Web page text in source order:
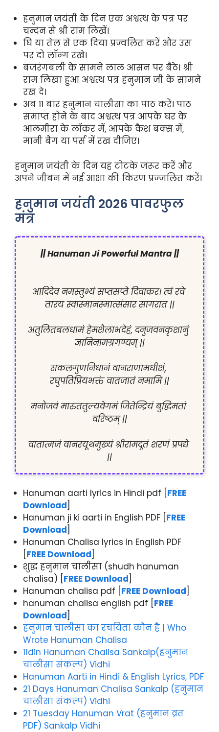
हनुमान जयंती के दिन एक अश्वत्थ के पत्र पर
चन्दन से श्री राम लिखें।
घि या तेल से एक दिया प्रज्वलित करें और उस
पर दो लॉन्ग रखे।
बजरंगबली के सामने लाल आसन पर बैठे। श्री
राम लिखा हुआ अश्वत्थ पत्र हनुमान जी के सामने
रख दे।
अब 11 बार हनुमान चालीसा का पाठ करें। पाठ
समाप्त होने के बाद अश्वत्थ पत्र आपके घर के
आलमीरा के लॉकर में, आपके कैश बक्स में,
मानी बैग या पर्स में रख दीजिए।
हनुमान जयंती के दिन यह टोटके जरूर करें और
अपने जीबन में नई आशा की किरण प्रज्जलित करें।
हनुमान जयंती 2026 पावरफुल
मंत्र
|| Hanuman Ji Powerful Mantra ||
आदिदेव नमस्तुभ्यं सप्तसप्ते दिवाकर। त्वं रवे
तारय स्वास्मानस्मात्संसार सागरात ||
अतुलितबलधामं हेमशैलाभदेहं, दनुजवनकृशानुं
ज्ञानिनामग्रगण्यम् ||
सकलगुणनिधानं वानराणामधीशं,
रघुपतिप्रियभक्तं वातजातं नमामि ||
मनोजवं मारुततुल्यवेगमं जितेन्द्रियं बुद्धिमतां
वरिष्ठम् ||
वातात्मजं वानरयूथमुख्यं श्रीरामदूतं शरणं प्रपद्ये
||
Hanuman aarti lyrics in Hindi pdf [ FREE
Download
Hanuman ji ki aarti in English PDF [ FREE
Download
Hanuman Chalisa lyrics in English PDF
FREE Download
शुद्ध हनुमान चालीसा (shudh hanuman
chalisa) [ FREE Download
Hanuman chalisa pdf [ FREE Download
hanuman chalisa english pdf [ FREE
Download
हनुमान चालीसा का रचयिता कौन है | Who
Wrote Hanuman Chalisa
11din Hanuman Chalisa Sankalp(हनुमान
चालीसा संकल्प) Vidhi
Hanuman Aarti in Hindi & English Lyrics, PDF
21 Days Hanuman Chalisa Sankalp (हनुमान
चालीसा संकल्प) Vidhi
21 Tuesday Hanuman Vrat (हनुमान व्रत
PDF) Sankalp Vidhi